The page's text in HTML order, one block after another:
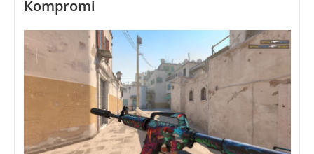
Kompromi